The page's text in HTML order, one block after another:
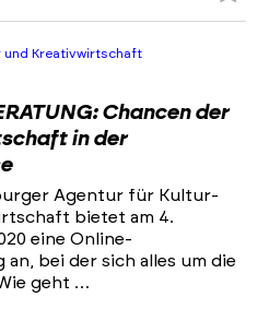
und Kreativwirtschaft
Chancen der
in der
Agentur für Kultur-
bietet am 4.
eine Online-
an, bei der sich alles um die
geht …